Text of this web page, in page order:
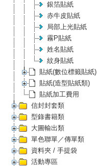
銀箔貼紙
赤牛皮貼紙
局部上光貼紙
霧P貼紙
姓名貼紙
紋身貼紙
貼紙(數位標籤貼紙)
貼紙(造型貼紙類)
貼紙加工費用
信封封套類
型錄書籍類
大圖輸出類
單色聯單／傳單類
資料夾 / 手提袋
活動專區